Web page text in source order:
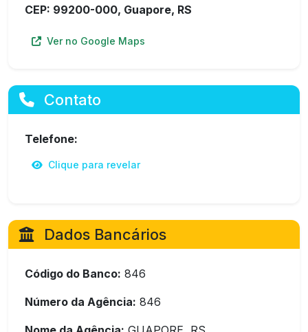
CEP: 99200-000, Guapore, RS
Ver no Google Maps
Contato
Telefone:
Clique para revelar
Dados Bancários
Código do Banco: 846
Número da Agência: 846